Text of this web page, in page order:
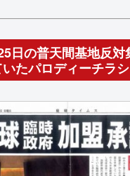
日の普天間基地反
たパロディーチラ